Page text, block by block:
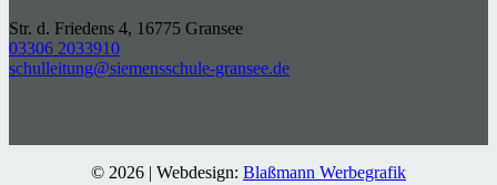
Str. d. Friedens 4, 16775 Gransee
03306 2033910
schulleitung@siemensschule-gransee.de
© 2026 | Webdesign: Blaßmann Werbegrafik